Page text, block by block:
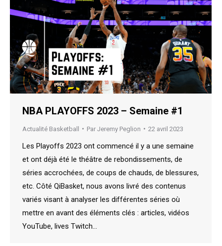
NBA PLAYOFFS 2023 – Semaine #1
Actualité Basketball Par Jeremy Peglion 22 avril 2023
Les Playoffs 2023 ont commencé il y a une semaine
et ont déjà été le théâtre de rebondissements, de
séries accrochées, de coups de chauds, de blessures,
etc. Côté QiBasket, nous avons livré des contenus
variés visant à analyser les différentes séries où
mettre en avant des éléments clés : articles, vidéos
YouTube, lives Twitch…